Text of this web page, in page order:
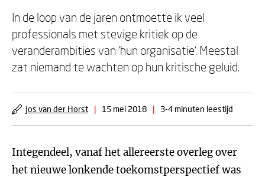
In de loop van de jaren ontmoette ik veel
professionals met stevige kritiek op de
veranderambities van ‘hun organisatie’. Meestal
zat niemand te wachten op hun kritische geluid.
Jos van der Horst | 15 mei 2018 | 3-4 minuten leestijd
Integendeel, vanaf het allereerste overleg over
het nieuwe lonkende toekomstperspectief was